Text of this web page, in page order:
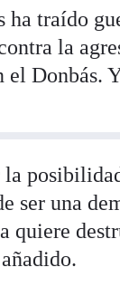
ha traído
la
el Donbás.
la
ser una
quiere